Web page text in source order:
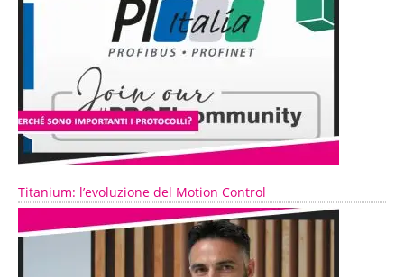
Titanium: l’evoluzione del Motion Control